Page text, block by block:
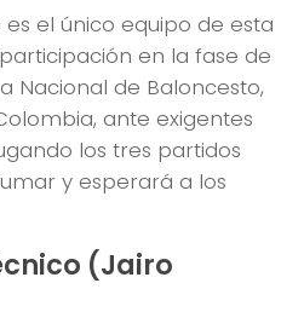
el único equipo de esta
en la fase de
Nacional de Baloncesto,
ante exigentes
los tres partidos
y esperará a los
(Jairo